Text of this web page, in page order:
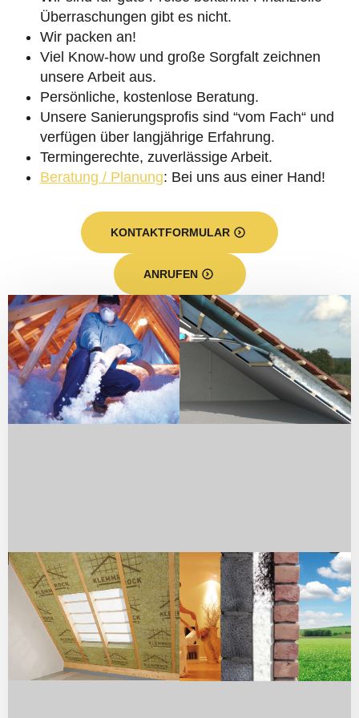
Überraschungen gibt es nicht.
Wir packen an!
Viel Know-how und große Sorgfalt zeichnen
unsere Arbeit aus.
Persönliche, kostenlose Beratung.
Unsere Sanierungsprofis sind “vom Fach“ und
verfügen über langjährige Erfahrung.
Termingerechte, zuverlässige Arbeit.
Beratung / Planung: Bei uns aus einer Hand!
KONTAKTFORMULAR
ANRUFEN